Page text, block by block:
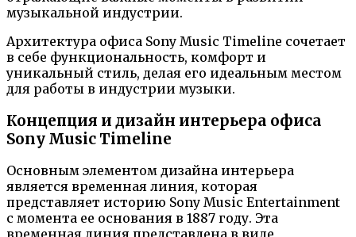
музыкальной индустрии.
Архитектура офиса Sony Music Timeline сочетает
в себе функциональность, комфорт и
уникальный стиль, делая его идеальным местом
для работы в индустрии музыки.
Концепция и дизайн интерьера офиса
Sony Music Timeline
Основным элементом дизайна интерьера
является временная линия, которая
представляет историю Sony Music Entertainment
с момента ее основания в 1887 году. Эта